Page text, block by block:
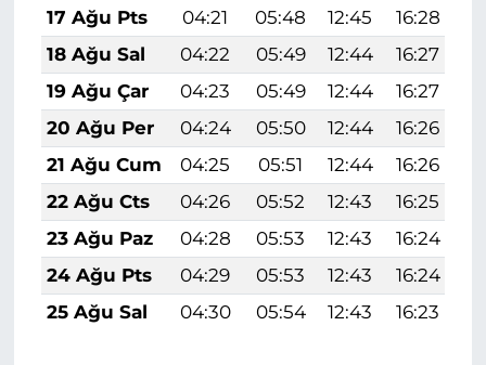
17 Ağu Pts 04:21 05:48 12:45 16:28
18 Ağu Sal
04:22 05:49 12:44 16:27
19 Ağu Çar
04:23 05:49 12:44 16:27
20 Ağu Per
04:24 05:50 12:44 16:26
21 Ağu Cum
04:25 05:51 12:44 16:26
22 Ağu Cts
04:26 05:52 12:43 16:25
23 Ağu Paz
04:28 05:53 12:43 16:24
24 Ağu Pts
04:29 05:53 12:43 16:24
25 Ağu Sal
04:30 05:54 12:43 16:23